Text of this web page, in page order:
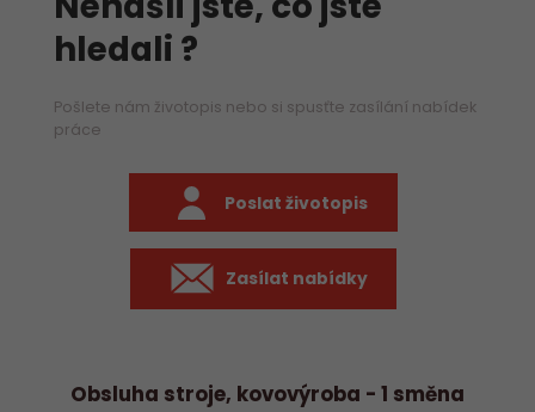
hledali ?
Pošlete nám životopis nebo si spusťte zasílání nabídek
práce
Poslat životopis
Zasílat nabídky
Obsluha stroje, kovovýroba - 1 směna